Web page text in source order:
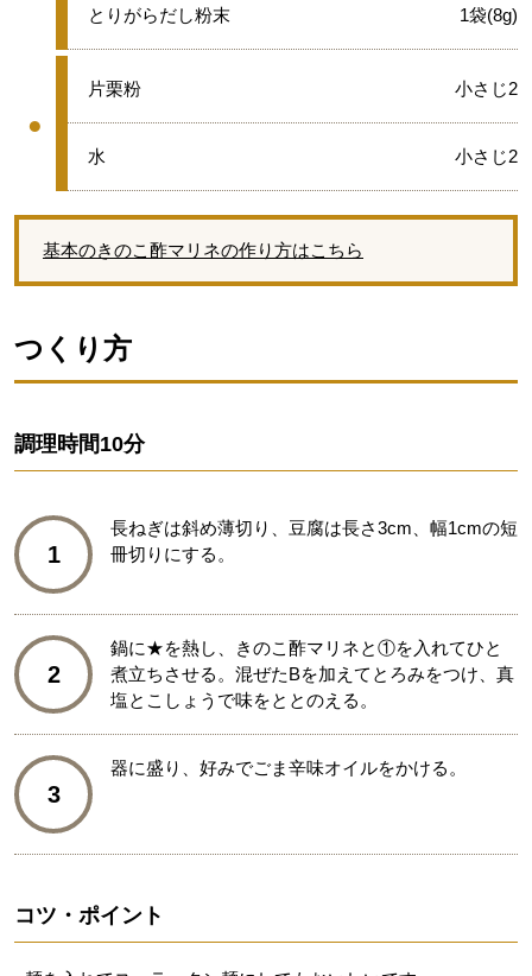
★
とりがらだし粉末 1袋(8g)
●
グループ
●
片栗粉 小さじ2
●
水 小さじ2
基本のきのこ酢マリネの作り方はこちら
つくり方
調理時間10分
1
長ねぎは斜め薄切り、豆腐は長さ3cm、幅1cmの短
冊切りにする。
2
鍋に★を熱し、きのこ酢マリネと①を入れてひと
煮立ちさせる。混ぜたBを加えてとろみをつけ、真
塩とこしょうで味をととのえる。
3
器に盛り、好みでごま辛味オイルをかける。
コツ・ポイント